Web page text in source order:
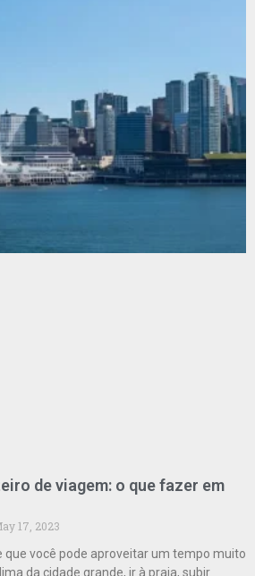
de viagem: o que fazer em
17, 2023
que você pode aproveitar um tempo muito
da cidade grande, ir à praia, subir